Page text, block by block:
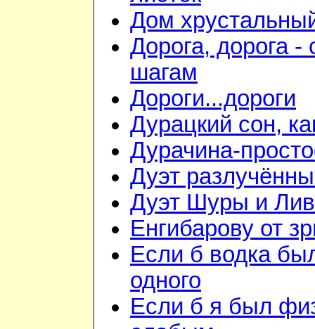
Дом
Дорога, дорога -
шагам
Дороги...дороги
Дурацкий сон,
Дурачина-
Дуэт
Дуэт Шуры и
Енгибарову от
Если б водка
одного
Если б я был